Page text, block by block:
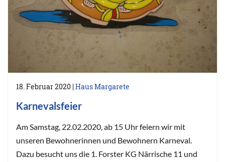
18. Februar 2020 | Haus Margarete
Karnevalsfeier
Am Samstag, 22.02.2020, ab 15 Uhr feiern wir mit
unseren Bewohnerinnen und Bewohnern Karneval.
Dazu besucht uns die 1. Forster KG Närrische 11 und